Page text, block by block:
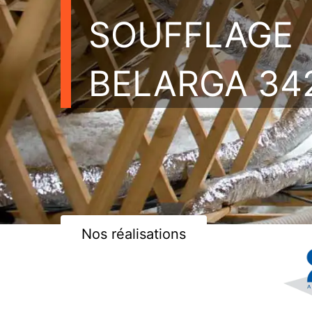
SOUFFLAGE
BELARGA
Nos réalisations